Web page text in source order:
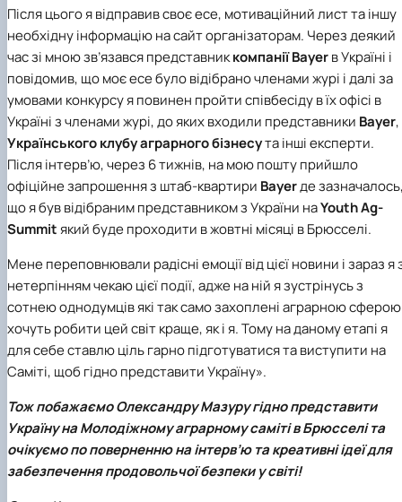
Після цього я відправив своє есе, мотиваційний лист та іншу
необхідну інформацію на сайт організаторам. Через деякий
час зі мною зв’язався представниккомпанії Bayerв Україні і
повідомив, що моє есе було відібрано членами журі і далі за
умовами конкурсу я повинен пройти співбесіду в їх офісі в
Україні з членами журі, до яких входили представники Bayer,
Українського клубу аграрного бізнесута інші експерти.
Після інтерв’ю, через 6 тижнів, на мою пошту прийшло
офіційне запрошення з штаб-квартири Bayerде
що я був відібраним представником з України наYouth Ag-
Summitякий буде проходити в жовтні місяці в Брюсселі.
Мене переповнювали радісні емоції від цієї новини і зараз я
нетерпінням чекаю цієї події, адже на ній я зустрінусь з
сотнею однодумців які так само захоплені аграрною сферою
хочуть робити цей світ краще, як і я. Тому на даному етапі я
для себе ставлю ціль гарно підготуватися та виступити на
Саміті, щоб гідно представити Україну».
Тож побажаємо Олександру Мазуру гідно представити
Україну на Молодіжному аграрному саміті в Брюсселі та
очікуємо по поверненню на інтерв’ю та креативні ідеї для
забезпечення продовольчої безпеки у світі!